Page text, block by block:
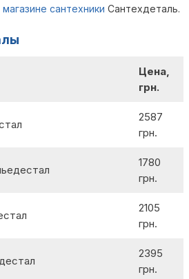
сантехники Сантехдеталь.
Цена,
грн.
2587
грн.
1780
грн.
2105
грн.
2395
грн.